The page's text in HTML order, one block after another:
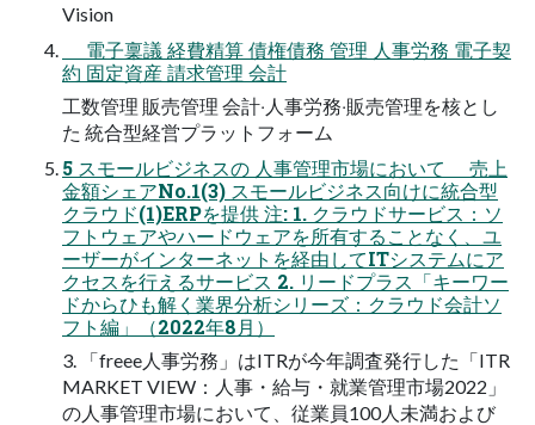
Vision
電⼦稟議 経費精算 債権債務 管理 ⼈事労務 電⼦契
約 固定資産 請求管理 会計
⼯数管理 販売管理 会計‧⼈事労務‧販売管理を核とし
た 統合型経営プラットフォーム
5 スモールビジネスの ⼈事管理市場において 売上
⾦額シェアNo.1(3) スモールビジネス向けに統合型
クラウド(1)ERPを提供 注: 1. クラウドサービス：ソ
フトウェアやハードウェアを所有することなく、ユ
ーザーがインターネットを経由してITシステムにア
クセスを行えるサービス 2. リードプラス「キーワー
ドからひも解く業界分析シリーズ：クラウド会計ソ
フト編」（2022年8月）
3. 「freee人事労務」はITRが今年調査発行した「ITR
MARKET VIEW：人事・給与・就業管理市場2022」
の人事管理市場において、従業員100人未満および